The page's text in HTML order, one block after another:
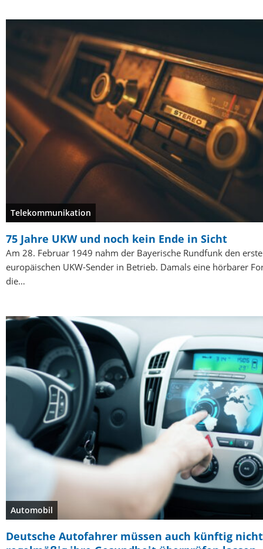
Telekommunikation
75 Jahre UKW und noch kein Ende in Sicht
Am 28. Februar 1949 nahm der Bayerische Rundfunk den
europäischen UKW-Sender in Betrieb. Damals eine hörbarer
die…
Automobil
Deutsche Autofahrer müssen auch künftig nicht